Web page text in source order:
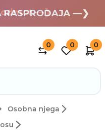
odmor —❯
RASPRODAJA —❯
0 0 0
Osobna njega